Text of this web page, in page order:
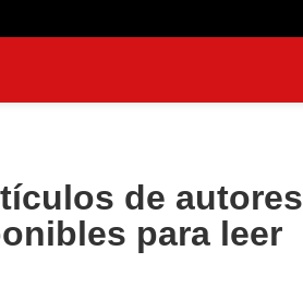
de autores
para leer